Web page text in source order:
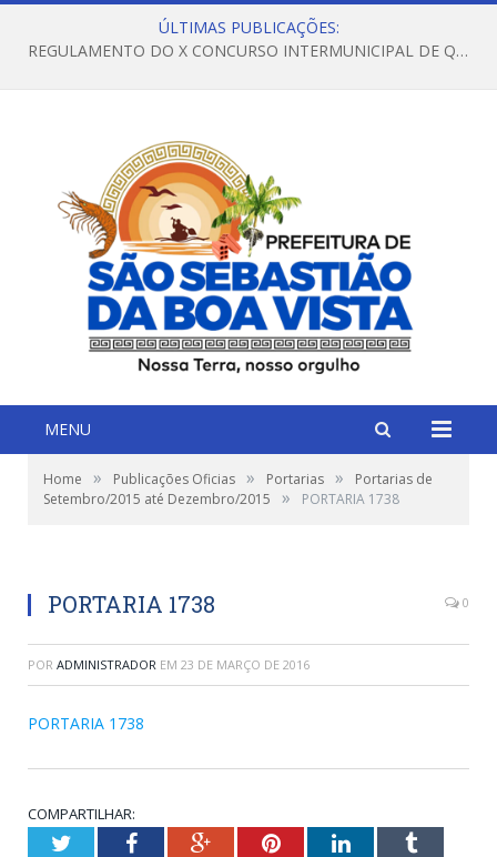
ÚLTIMAS PUBLICAÇÕES:
REGULAMENTO DO X CONCURSO INTERMUNICIPAL DE QUADRILHAS JUNINAS – 2026 – ARRAIÁ DA VENEZA
MENU
Home » Publicações Oficias » Portarias »
Portarias de
Setembro/2015 até Dezembro/2015
» PORTARIA 1738
PORTARIA 1738 0
POR ADMINISTRADOR EM 23 DE MARÇO DE 2016
PORTARIA 1738
COMPARTILHAR:
TwitterFacebookGoogle+PinterestLinkedInTumblr